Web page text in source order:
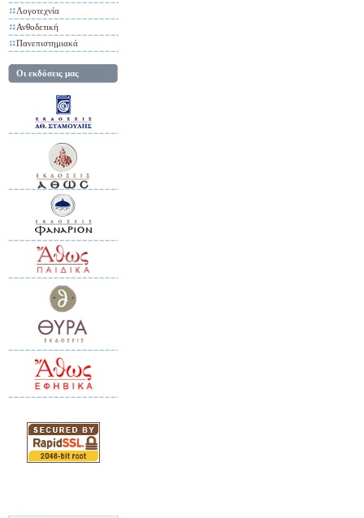
Λογοτεχνία
Ανθοδετική
Πανεπιστημιακά
Οι εκδόσεις μας